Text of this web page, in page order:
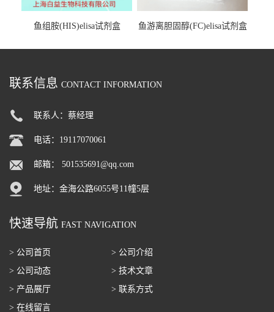
鱼组胺(HIS)elisa试剂盒 鱼游离胆固醇(FC)elisa试剂盒
联系信息 CONTACT INFORMATION
联系人：蔡经理
电话：19117070061
邮箱： 501535691@qq.com
地址：金海公路6055号11幢5层
快速导航 FAST NAVIGATION
> 公司首页
> 公司介绍
> 公司动态
> 技术文章
> 产品展厅
> 联系方式
> 在线留言